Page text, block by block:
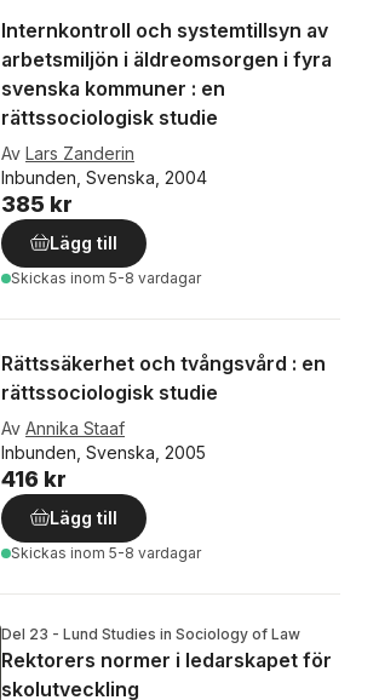
Internkontroll och systemtillsyn av
arbetsmiljön i äldreomsorgen i fyra
svenska kommuner : en
rättssociologisk studie
Av Lars Zanderin
Inbunden, Svenska, 2004
385 kr
Lägg till
Skickas inom 5-8 vardagar
Rättssäkerhet och tvångsvård : en
rättssociologisk studie
Av Annika Staaf
Inbunden, Svenska, 2005
416 kr
Lägg till
Skickas inom 5-8 vardagar
Del 23 - Lund Studies in Sociology of Law
Rektorers normer i ledarskapet för
skolutveckling